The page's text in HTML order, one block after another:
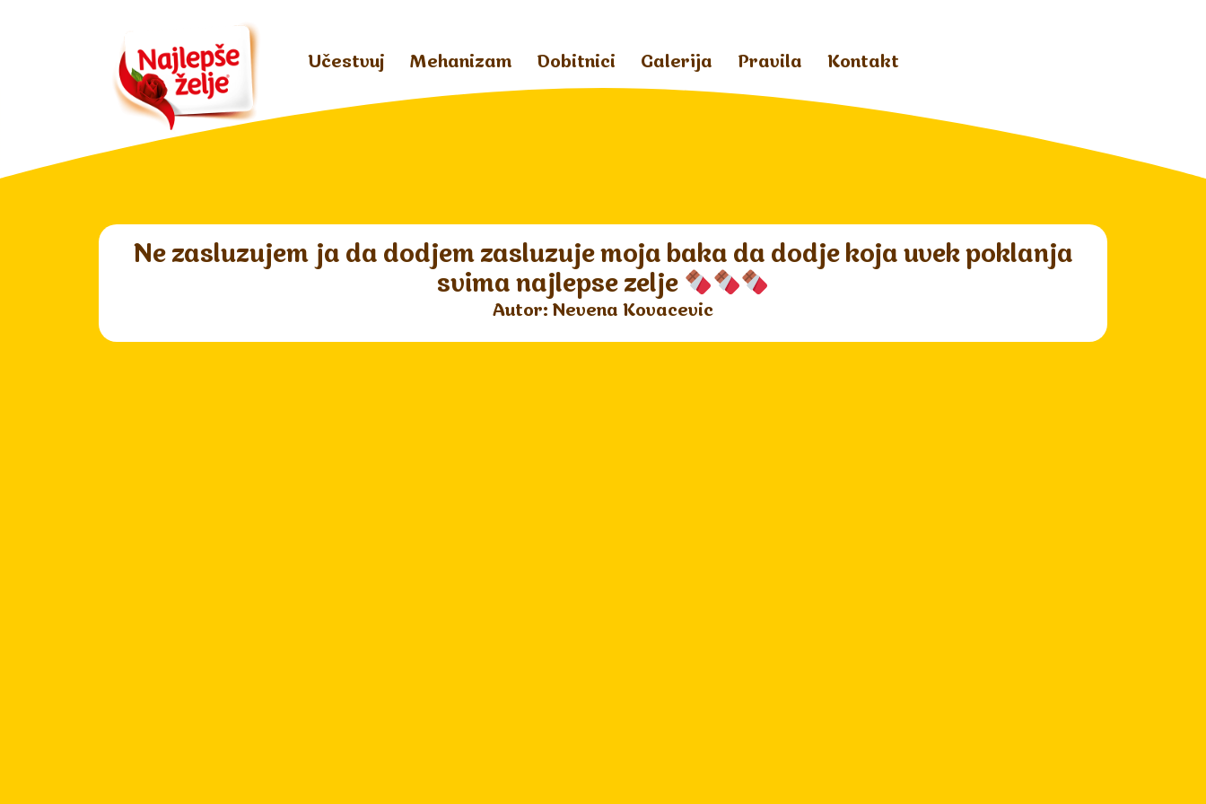
Učestvuj Mehanizam Dobitnici Galerija Pravila Kontakt
Ne zasluzujem ja da dodjem zasluzuje moja baka da dodje koja uvek poklanja
svima najlepse zelje
Autor: Nevena Kovacevic